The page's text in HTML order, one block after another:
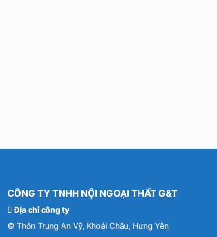
CÔNG TY TNHH NỘI NGOẠI THẤT G&T
Địa chỉ công ty
© Thôn Trung An Vỹ, Khoái Châu, Hưng Yên